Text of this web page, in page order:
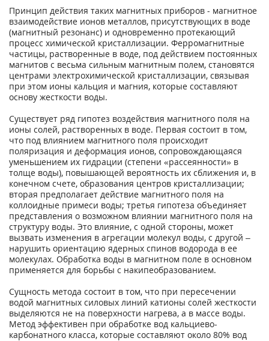
Принцип действия таких магнитных приборов - магнитное
взаимодействие ионов металлов, присутствующих в воде
(магнитный резонанс) и одновременно протекающий
процесс химической кристаллизации. Ферромагнитные
частицы, растворенные в воде, под действием постоянных
магнитов с весьма сильным магнитным полем, становятся
центрами электрохимической кристаллизации, связывая
при этом ионы кальция и магния, которые составляют
основу жесткости воды.
Существует ряд гипотез воздействия магнитного поля на
ионы солей, растворенных в воде. Первая состоит в том,
что под влиянием магнитного поля происходит
поляризация и деформация ионов, сопровождающаяся
уменьшением их гидрации (степени «рассеянности» в
толще воды), повышающей вероятность их сближения и, в
конечном счете, образования центров кристаллизации;
вторая предполагает действие магнитного поля на
коллоидные примеси воды; третья гипотеза объединяет
представления о возможном влиянии магнитного поля на
структуру воды. Это влияние, с одной стороны, может
вызвать изменения в агрегации молекул воды, с другой –
нарушить ориентацию ядерных спинов водорода в ее
молекулах. Обработка воды в магнитном поле в основном
применяется для борьбы с накипеобразованием.
Сущность метода состоит в том, что при пересечении
водой магнитных силовых линий катионы солей жесткости
выделяются не на поверхности нагрева, а в массе воды.
Метод эффективен при обработке вод кальциево-
карбонатного класса, которые составляют около 80% вод